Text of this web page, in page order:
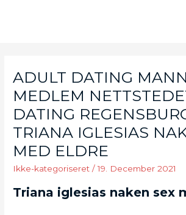
ADULT DATING MANN
MEDLEM
DATING
TRIANA IGLESIAS
MED ELDRE
Ikke-kategoriseret /19. December 2021
Triana iglesias naken sex